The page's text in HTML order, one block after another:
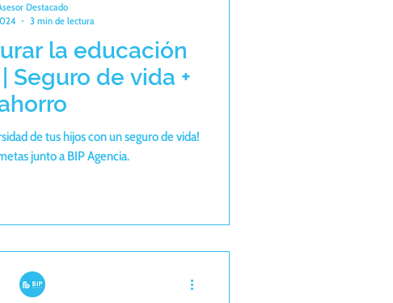
la educación
Seguro de vida +
de tus hijos con un seguro de vida!
junto a BIP Agencia.
Destacado
3 min de lectura